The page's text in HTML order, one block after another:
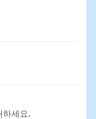
하세요.